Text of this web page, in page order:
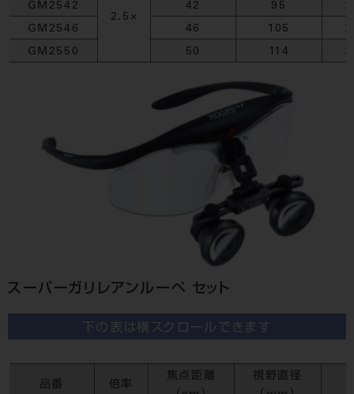
2.5×
GM2542 42 95
GM2546 46 105
GM2550 50 114
スーパーガリレアンルーペ セット
下の表は横スクロールできます
品番 倍率
焦点距離
視野直径